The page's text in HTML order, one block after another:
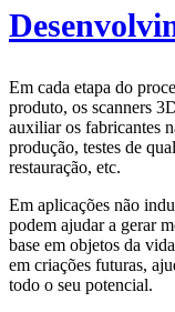
Em cada etapa do
produto, os scanners
auxiliar os fabricantes
produção, testes de
restauração, etc.
Em aplicações não
podem ajudar a gerar
base em objetos da
em criações futuras,
todo o seu potencial.